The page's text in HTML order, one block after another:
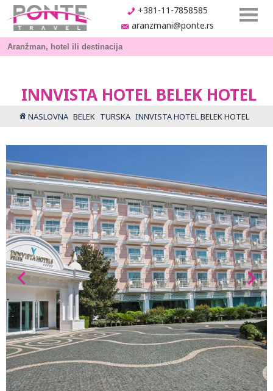
+381-11-7858585
aranzmani@ponte.rs
INNVISTA HOTEL BELEK HOTEL
NASLOVNA BELEK TURSKA INNVISTA HOTEL BELEK HOTEL